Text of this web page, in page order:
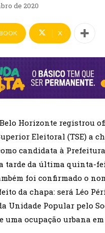
de 2020
X
Belo Horizonte registrou
Eleitoral (TSE) a
candidata à
tarde da última quinta-
foi confirmado o
da chapa: será Léo
Unidade Popular pelo
uma ocupação urbana